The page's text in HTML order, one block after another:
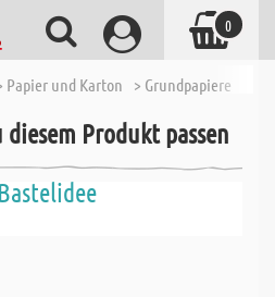
Papier und Karton > Grundpapiere
Produkt passen
Bastelidee
0